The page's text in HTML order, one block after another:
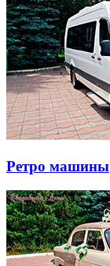
Ретро машины